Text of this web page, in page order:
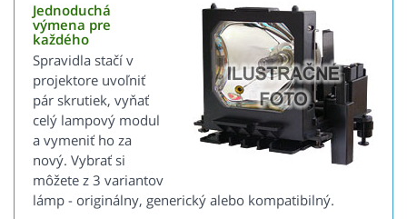
Jednoduchá
výmena pre
každého
Spravidla stačí v
projektore uvoľniť
pár skrutiek, vyňať
celý lampový modul
a vymeniť ho za
nový. Vybrať si
môžete z 3 variantov
lámp - originálny, generický alebo kompatibilný.